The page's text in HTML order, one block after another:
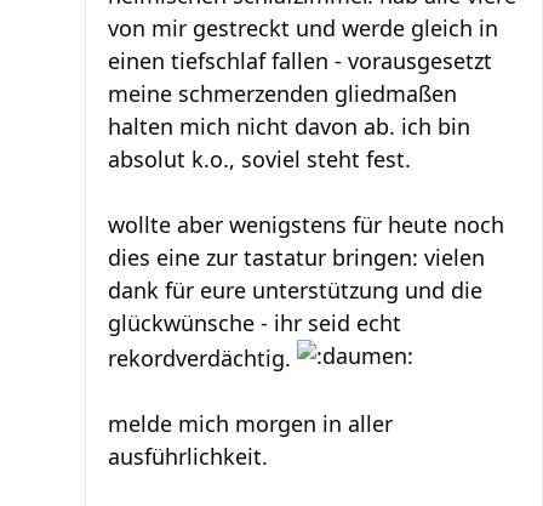
von mir gestreckt und werde gleich in
einen tiefschlaf fallen - vorausgesetzt
meine schmerzenden gliedmaßen
halten mich nicht davon ab. ich bin
absolut k.o., soviel steht fest.
wollte aber wenigstens für heute noch
dies eine zur tastatur bringen: vielen
dank für eure unterstützung und die
glückwünsche - ihr seid echt
rekordverdächtig.
melde mich morgen in aller
ausführlichkeit.